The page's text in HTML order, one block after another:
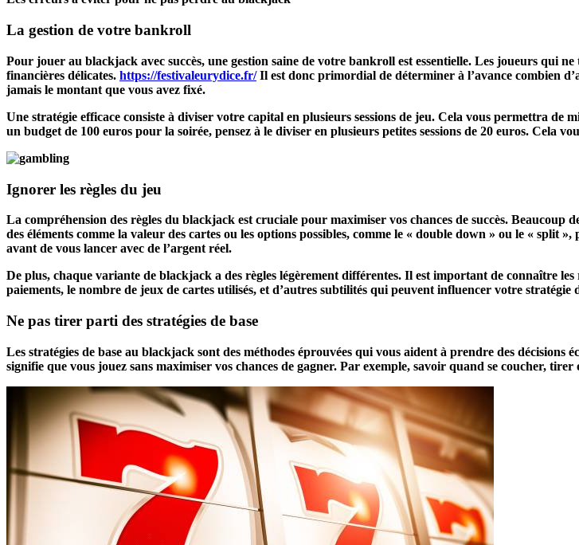
La gestion de votre bankroll
Pour jouer au blackjack avec succès, une gestion saine de votre bankroll est essentielle. Les joueurs qui
financières délicates. https://festivaleurydice.fr/Il est donc primordial de déterminer à l’avance combien
jamais le montant que vous avez fixé.
Une stratégie efficace consiste à diviser votre capital en plusieurs sessions de jeu. Cela vous permettra de
un budget de 100 euros pour la soirée, pensez à le diviser en plusieurs petites sessions de 20 euros. Cela
Ignorer les règles du jeu
La compréhension des règles du blackjack est cruciale pour maximiser vos chances de succès.
des éléments comme la valeur des cartes ou les options possibles, comme le « double down » ou le « split
avant de vous lancer avec de l’argent réel.
De plus, chaque variante de blackjack a des règles légèrement différentes. Il est important de connaître
paiements, le nombre de jeux de cartes utilisés, et d’autres subtilités qui peuvent influencer votre stratégie
Ne pas tirer parti des stratégies de base
Les stratégies de base au blackjack sont des méthodes éprouvées qui vous aident à prendre des
signifie que vous jouez sans maximiser vos chances de gagner. Par exemple, savoir quand se coucher,